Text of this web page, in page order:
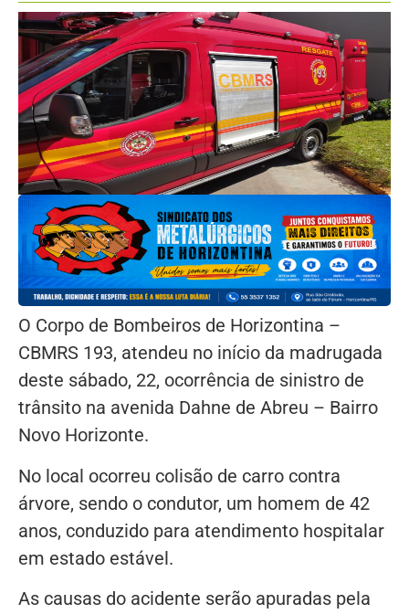
O Corpo de Bombeiros de Horizontina –
CBMRS 193, atendeu no início da madrugada
deste sábado, 22, ocorrência de sinistro de
trânsito na avenida Dahne de Abreu – Bairro
Novo Horizonte.
No local ocorreu colisão de carro contra
árvore, sendo o condutor, um homem de 42
anos, conduzido para atendimento hospitalar
em estado estável.
As causas do acidente serão apuradas pela